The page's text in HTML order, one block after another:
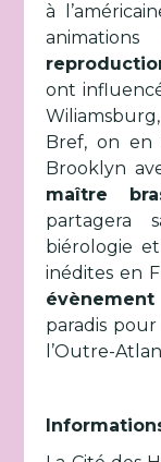
à
ont
Bref, on en
Brooklyn
maître
partagera
biérologie
inédites en
paradis
l’Outre-